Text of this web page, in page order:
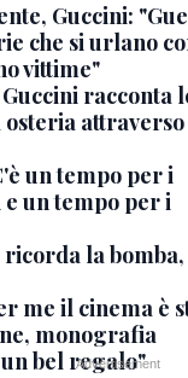
Guccini:
che si urlano
vittime"
racconta
osteria
un tempo per i
un tempo per i
la bomba,
me il cinema è
monografia
bel regalo"